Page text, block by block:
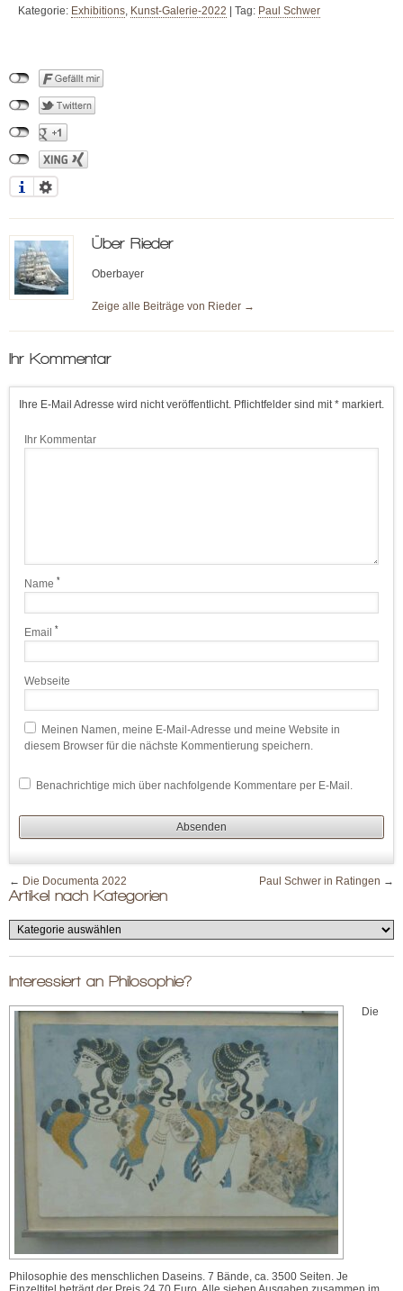
Kategorie: Exhibitions, Kunst-Galerie-2022 Tag: Paul Schwer
Über Rieder
Oberbayer
Zeige alle Beiträge von Rieder →
Ihr Kommentar
Ihre E-Mail Adresse wird nicht veröffentlicht. Pflichtfelder sind mit * markiert.
Ihr Kommentar
Name *
Email *
Webseite
Meinen Namen, meine E-Mail-Adresse und meine Website in
diesem Browser für die nächste Kommentierung speichern.
Benachrichtige mich über nachfolgende Kommentare per E-Mail.
← Die Documenta 2022 Paul Schwer in Ratingen →
Artikel nach Kategorien
Interessiert an Philosophie?
Die
Philosophie des menschlichen Daseins. 7 Bände, ca. 3500 Seiten. Je